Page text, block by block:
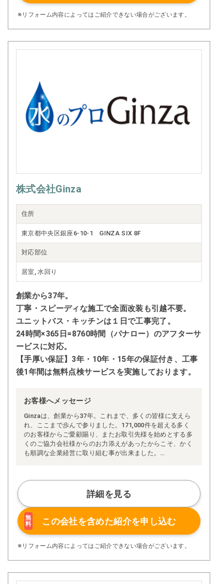
より、夏は涼しく冬は暖かい快適な住環境を実現していま
す。
付きで、安全性に対する信頼性も明確に示しています。
※リフォーム内容によってはご紹介できない場合がございます。
株式会社Ginza
住所
東京都中央区銀座6-10-1 GINZA SIX 8F
対応部位
居室, 水回り
創業から37年。
丁寧・スピーディな施工で全面改装も引越不要。
ユニットバス・キッチンは１日で工事完了。
24時間×365日=8760時間（パナロー）のアフターサ
ービスに対応。
【手厚い保証】3年・10年・15年の保証付き、工事
後1年間は無料点検サービスを実施しております。
お客様へメッセージ
Ginzaは、創業から37年。これまで、多くの皆様に支えら
れ、ここまで歩んで参りました。171,000件を超える多く
のお客様からご愛顧賜り、またお取引先様を始めとする多
くのご協力会社様からのお力添えがあったからこそ、かく
も順調な企業経営に取り組む事が出来ました。
Ginzaは、お客様満足度の向上を第一に、従業員の生活安
定はもちろんの事、延いては事業を通じて社会貢献活動の
一翼を担うという使命の基、文字通り「社会の公器」を目
指して日々活動に取り組んでおります。
「企業は社会の公器」であり、健全な企業経営が日本経済
を支え、人々を豊かにし、行く行くは国の発展に寄与する
ものであると信じ、今後も努力を惜しまず続けて参りま
す。
詳細を見る
無
料
この会社を含めた紹介を申し込む
※リフォーム内容によってはご紹介できない場合がございます。